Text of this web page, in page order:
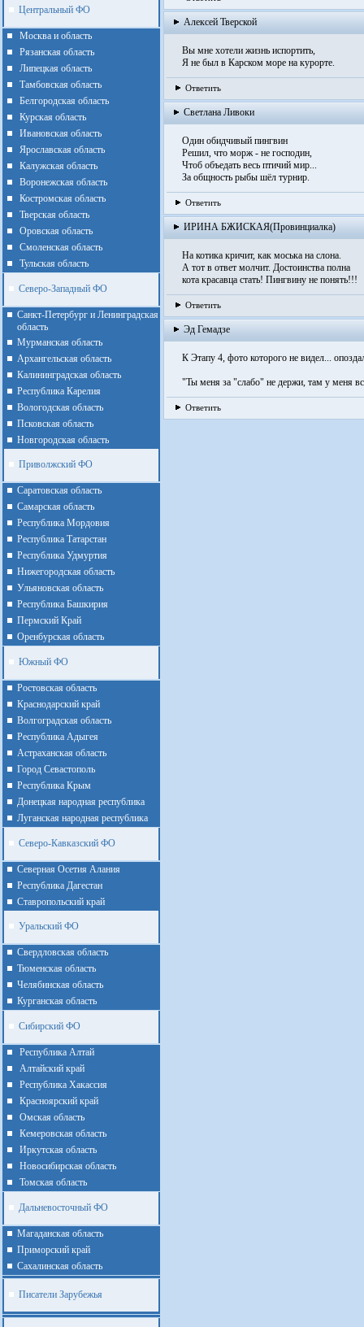
Центральный ФО
Москва и область
Рязанская область
Липецкая область
Тамбовская область
Белгородская область
Курская область
Ивановская область
Ярославская область
Калужская область
Воронежская область
Костромская область
Тверская область
Оровская область
Смоленская область
Тульская область
Северо-Западный ФО
Санкт-Петербург и Ленинградская
область
Мурманская область
Архангельская область
Калининградская область
Республика Карелия
Вологодская область
Псковская область
Новгородская область
Приволжский ФО
Cаратовская область
Cамарская область
Республика Мордовия
Республика Татарстан
Республика Удмуртия
Нижегородская область
Ульяновская область
Республика Башкирия
Пермский Край
Оренбурская область
Южный ФО
Ростовская область
Краснодарский край
Волгоградская область
Республика Адыгея
Астраханская область
Город Севастополь
Республика Крым
Донецкая народная республика
Луганская народная республика
Северо-Кавказский ФО
Северная Осетия Алания
Республика Дагестан
Ставропольский край
Уральский ФО
Cвердловская область
Тюменская область
Челябинская область
Курганская область
Сибирский ФО
Республика Алтай
Алтайcкий край
Республика Хакассия
Красноярский край
Омская область
Кемеровская область
Иркутская область
Новосибирская область
Томская область
Дальневосточный ФО
Магаданская область
Приморский край
Cахалинская область
Писатели Зарубежья
Алексей Тверской
Вы мне хотели жизнь испортить,
Я не был в Карском море на курорте.
Ответить
Светлана Ливоки
Один обидчивый пингвин
Решил, что морж - не господин,
Чтоб объедать весь птичий мир...
За общность рыбы шёл турнир.
Ответить
ИРИНА БЖИСКАЯ(Провинциалка)
На котика кричит, как моська на слона.
А тот в ответ молчит. Достоинства полна
кота красавца стать! Пингвину не понять!!!
Ответить
Эд Гемадзе
К Этапу 4, фото которого не видел...
"Ты меня за "слабо" не держи, там у меня
Ответить